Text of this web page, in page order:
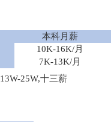
本科月薪
10K-16K/月
7K-13K/月
13W-25W,十三薪